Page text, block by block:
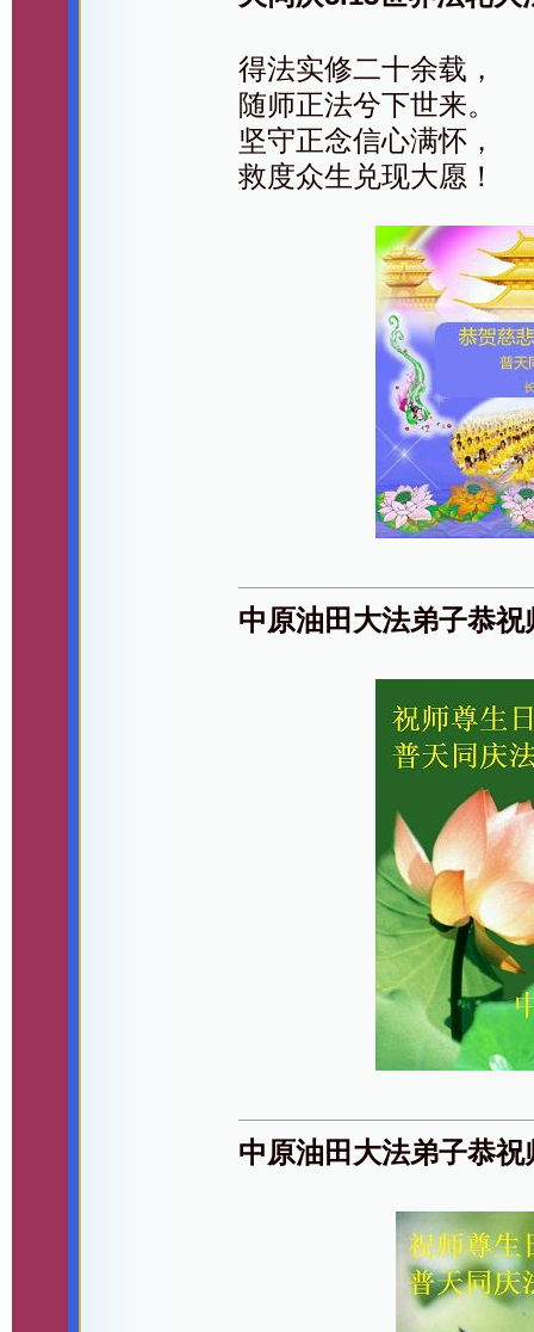
得法实修二十余载，
随师正法兮下世来。
坚守正念信心满怀，
救度众生兑现大愿！
中原油田大法弟子恭
中原油田大法弟子恭